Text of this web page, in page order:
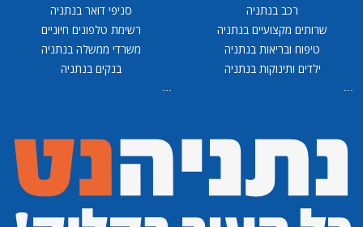
רכב בנתניה
שרותים מקצועיים בנתניה
טיפוח ובריאות בנתניה
ילדים ותינוקות בנתניה
...
סניפי דואר בנתניה
רשימת טלפונים חיוניים
משרדי ממשלה בנתניה
בנקים בנתניה
...